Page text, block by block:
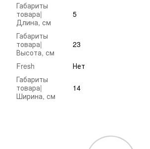
Габариты
товара|
Длина, см
5
Габариты
товара|
Высота, см
23
Fresh
Нет
Габариты
товара|
Ширина, см
14